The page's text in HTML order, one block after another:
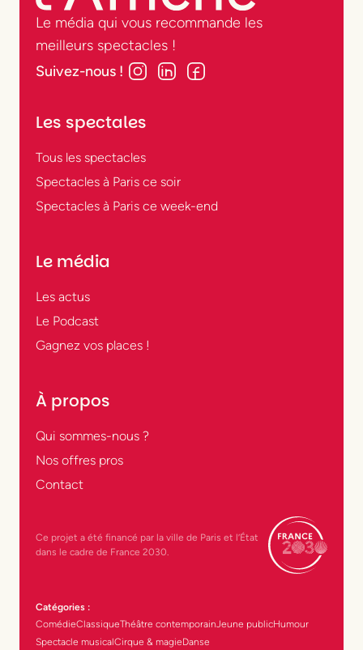
Le média qui vous recommande les
meilleurs spectacles !
Suivez-nous !
Les spectales
Tous les spectacles
Spectacles à Paris ce soir
Spectacles à Paris ce week-end
Le média
Les actus
Le Podcast
Gagnez vos places !
À propos
Qui sommes-nous ?
Nos offres pros
Contact
Ce projet a été financé par la ville de Paris et l’État
dans le cadre de France 2030.
Catégories :
ComédieClassiqueThéâtre contemporainJeune publicHumour
Spectacle musicalCirque & magieDanse